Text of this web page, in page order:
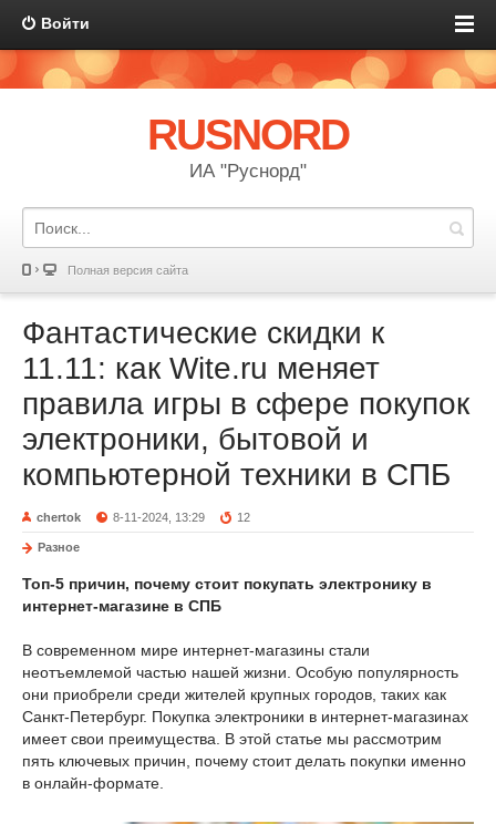
Войти
RUSNORD
ИА "Руснорд"
Полная версия сайта
Фантастические скидки к
11.11: как Wite.ru меняет
правила игры в сфере покупок
электроники, бытовой и
компьютерной техники в СПБ
chertok 8-11-2024, 13:29 12
Разное
Топ-5 причин, почему стоит покупать электронику в
интернет-магазине в СПБ
В современном мире интернет-магазины стали
неотъемлемой частью нашей жизни. Особую популярность
они приобрели среди жителей крупных городов, таких как
Санкт-Петербург. Покупка электроники в интернет-магазинах
имеет свои преимущества. В этой статье мы рассмотрим
пять ключевых причин, почему стоит делать покупки именно
в онлайн-формате.